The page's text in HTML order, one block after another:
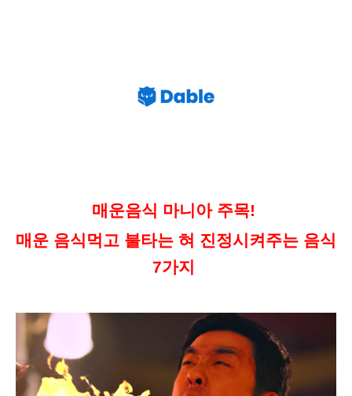
매운음식 마니아 주목!
매운 음식먹고 불타는 혀 진정시켜주는 음식
7가지